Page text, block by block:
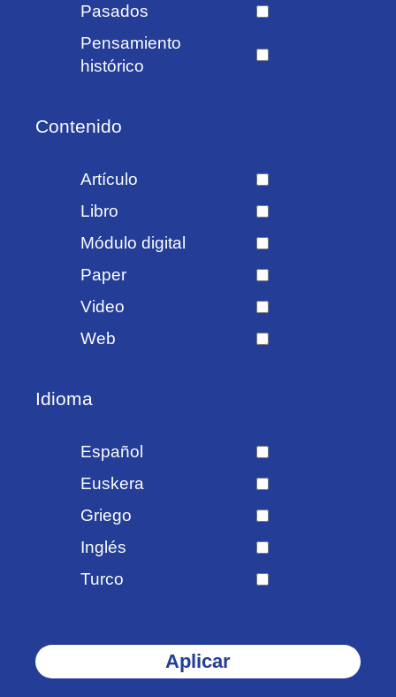
Pasados
Pensamiento
histórico
Contenido
Artículo
Libro
Módulo digital
Paper
Video
Web
Idioma
Español
Euskera
Griego
Inglés
Turco